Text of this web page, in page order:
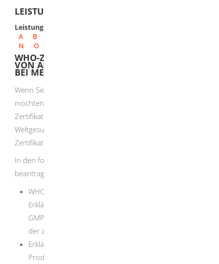
LEISTUNGEN VON A-Z
Leistungen
A
B
N
O
WHO-ZERTIFIKAT (CPP) FÜR DIE AUSFUHR
VON ARZNEIMITTELN ZUR ANWENDUNG
BEI MENSCHEN AUSSTELLUNG
Wenn Sie Arzneimittel in Nicht-EU-Drittstaaten ausführen
möchten, benötigen Sie dafür ein Zertifikat. Dieses
Zertifikat muss dem Zertifikatsystem der
Weltgesundheitsorganisation (sogenannte WHO-
Zertifikate) entsprechen.
In den folgenden Fällen kann ein WHO-Zertifikat
beantragt werden:
WHO-Zertifikat für pharmazeutische Produkte: Diese
Erklärung bescheinigt den Zulassungsstatus und die
GMP-Konformität der Herstellung, soweit dies von
der zertifizierenden Behörde bestätigt werden kann.
Erklärung des Zulassungsstatus für pharmazeutische
Produkte: Diese Erklärung bescheinigt, dass für ein